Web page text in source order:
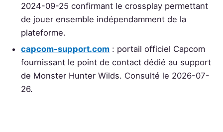
2024-09-25 confirmant le crossplay permettant
de jouer ensemble indépendamment de la
plateforme.
capcom-support.com : portail officiel Capcom
fournissant le point de contact dédié au support
de Monster Hunter Wilds. Consulté le 2026-07-
26.